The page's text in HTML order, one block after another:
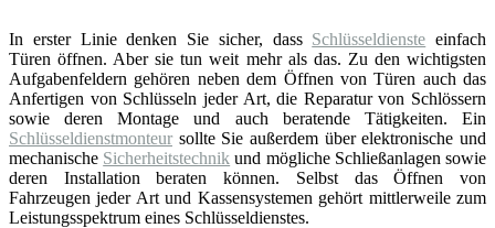
In erster Linie denken Sie sicher, dass Schlüsseldienste einfach
Türen öffnen. Aber sie tun weit mehr als das. Zu den wichtigsten
Aufgabenfeldern gehören neben dem Öffnen von Türen auch das
Anfertigen von Schlüsseln jeder Art, die Reparatur von Schlössern
sowie deren Montage und auch beratende Tätigkeiten. Ein
Schlüsseldienstmonteur sollte Sie außerdem über elektronische und
mechanische Sicherheitstechnik und mögliche Schließanlagen sowie
deren Installation beraten können. Selbst das Öffnen von
Fahrzeugen jeder Art und Kassensystemen gehört mittlerweile zum
Leistungsspektrum eines Schlüsseldienstes.